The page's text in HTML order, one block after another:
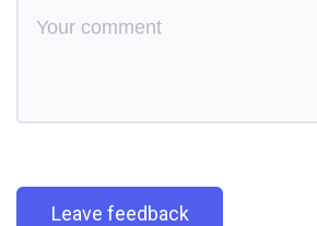
Leave feedback